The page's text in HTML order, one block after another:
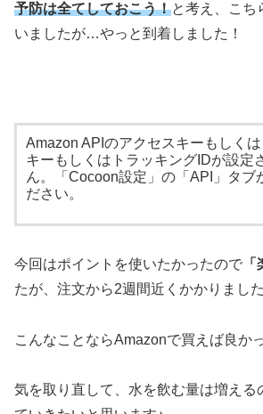
予防は全てしておこう！と考え、こち
いましたが…やっと到着しました！
Amazon APIのアクセスキーもしく
キーもしくはトラッキングIDが設定
ん。「Cocoon設定」の「API」タブ
ださい。
今回はポイントを使いたかったので 「
たが、注文から2週間近くかかりまし
こんなことならAmazonで買えば良か
気を取り直して、水を飲む量は増える